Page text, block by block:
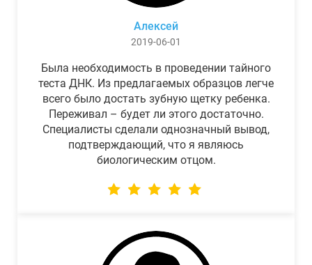
Алексей
2019-06-01
Была необходимость в проведении тайного
теста ДНК. Из предлагаемых образцов легче
всего было достать зубную щетку ребенка.
Переживал – будет ли этого достаточно.
Специалисты сделали однозначный вывод,
подтверждающий, что я являюсь
биологическим отцом.